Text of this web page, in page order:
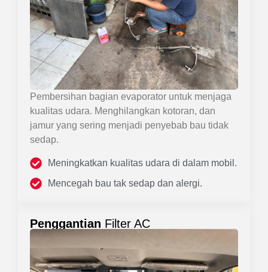
Pembersihan bagian evaporator untuk menjaga
kualitas udara. Menghilangkan kotoran, dan
jamur yang sering menjadi penyebab bau tidak
sedap.
Meningkatkan kualitas udara di dalam mobil.
Mencegah bau tak sedap dan alergi.
Penggantian Filter AC